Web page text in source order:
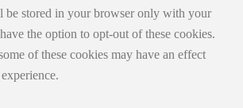
be stored in your browser only with your
the option to opt-out of these cookies.
of these cookies may have an effect